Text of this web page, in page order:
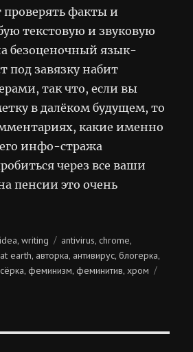
проверять факты и
текстовую и звуковую
безоценочный язык-
под завязку набит
так что, если вы
в далёком будущем, то
какие именно
инфо-стража
через все ваши
пенсии это очень
idea,writing Tags
antivirus,chrome,
earth, авторка, антивирус,блогерка,
,феминизм,феминитив,хром